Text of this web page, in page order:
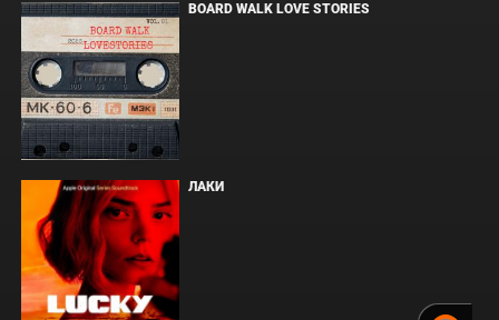
BOARD WALK LOVE STORIES
ЛАКИ